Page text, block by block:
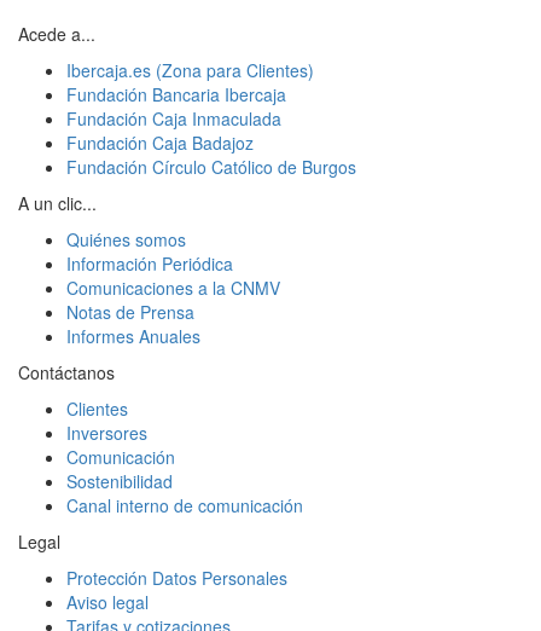
Acede a...
Ibercaja.es (Zona para Clientes)
Fundación Bancaria Ibercaja
Fundación Caja Inmaculada
Fundación Caja Badajoz
Fundación Círculo Católico de Burgos
A un clic...
Quiénes somos
Información Periódica
Comunicaciones a la CNMV
Notas de Prensa
Informes Anuales
Contáctanos
Clientes
Inversores
Comunicación
Sostenibilidad
Canal interno de comunicación
Legal
Protección Datos Personales
Aviso legal